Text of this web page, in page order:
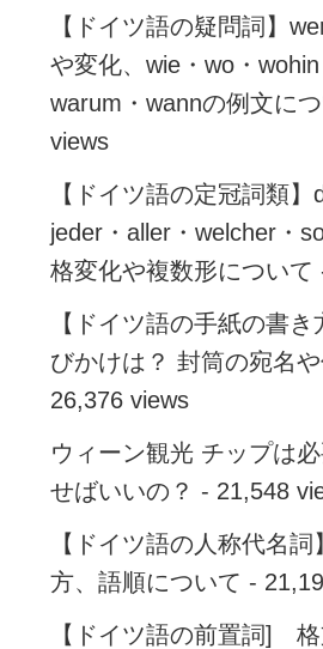
【ドイツ語の疑問詞】
や変化、wie・wo・wohin
warum・wannの例文に
views
【ドイツ語の定冠詞類】
jeder・aller・welcher・
格変化や複数形について
【ドイツ語の手紙の書
びかけは？ 封筒の宛名や
26,376 views
ウィーン観光 チップは
せばいいの？ - 21,548
【ドイツ語の人称代名
方、語順について -
【ドイツ語の前置詞]